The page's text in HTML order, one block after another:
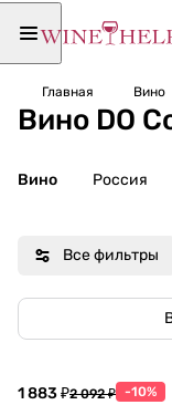
Главная Вино
Вино DO
Вино Россия
Все фильтры
1 883 ₽2 092 ₽ -10%